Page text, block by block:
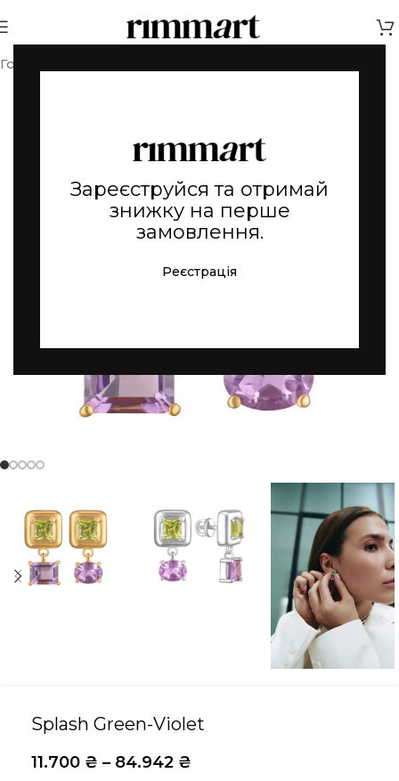
Зареєструйся та отримай
знижку на перше
замовлення.
Реєстрація
Головна
Splash Green-Violet
11.700 ₴ – 84.942 ₴